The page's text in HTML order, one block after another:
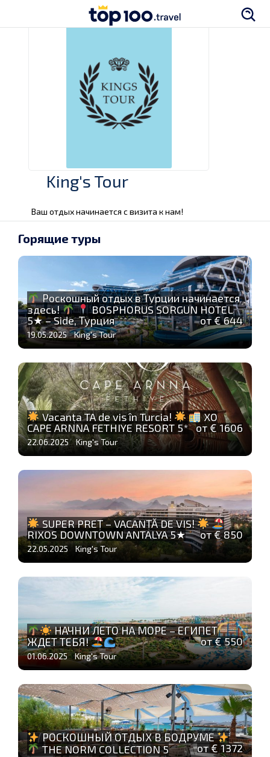
King's Tour
Ваш отдых начинается с визита к нам!
Горящие туры
Роскошный отдых в Турции начинается
здесь!
BOSPHORUS SORGUN HOTEL
5★ – Side, Турция
от € 644
19.05.2025 King's Tour
Vacanța TA de vis în Turcia!
XO
CAPE ARNNA FETHIYE RESORT 5* от € 1606
22.06.2025 King's Tour
SUPER PREȚ – VACANȚĂ DE VIS!
RIXOS DOWNTOWN ANTALYA 5★
от € 850
22.05.2025 King's Tour
НАЧНИ ЛЕТО НА МОРЕ – ЕГИПЕТ
ЖДЕТ ТЕБЯ!
от € 550
01.06.2025 King's Tour
РОСКОШНЫЙ ОТДЫХ В БОДРУМЕ
THE NORM COLLECTION 5
от € 1372